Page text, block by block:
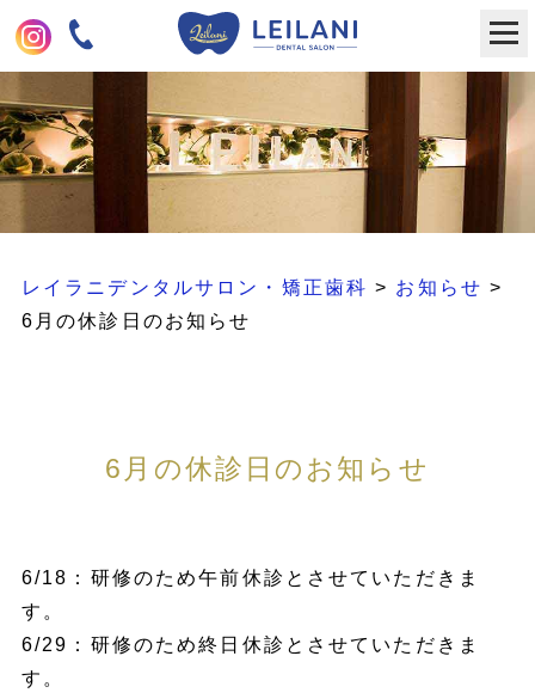
レイラニデンタルサロン・矯正歯科 > お知らせ >
6月の休診日のお知らせ
6月の休診日のお知らせ
6/18：研修のため午前休診とさせていただきま
す。
6/29：研修のため終日休診とさせていただきま
す。